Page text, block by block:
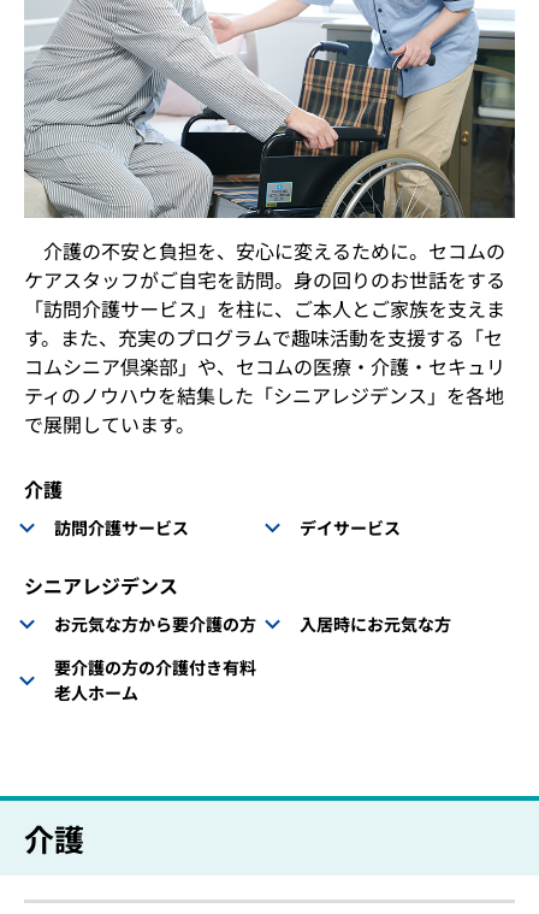
介護の不安と負担を、安心に変えるために。セコムの
ケアスタッフがご自宅を訪問。身の回りのお世話をする
「訪問介護サービス」を柱に、ご本人とご家族を支えま
す。また、充実のプログラムで趣味活動を支援する「セ
コムシニア倶楽部」や、セコムの医療・介護・セキュリ
ティのノウハウを結集した「シニアレジデンス」を各地
で展開しています。
介護
訪問介護サービス デイサービス
シニアレジデンス
お元気な方から要介護の方
入居時にお元気な方
要介護の方の介護付き有料
老人ホーム
介護